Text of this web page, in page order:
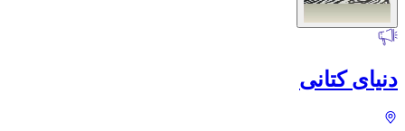
دنیای کتانی